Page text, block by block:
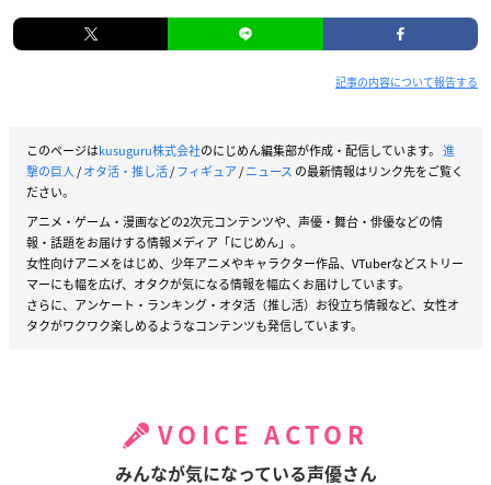
記事の内容について報告する
このページはkusuguru株式会社のにじめん編集部が作成・配信しています。 進
撃の巨人/オタ活・推し活/フィギュア/ニュース の最新情報はリンク先をご覧く
ださい。
アニメ・ゲーム・漫画などの2次元コンテンツや、声優・舞台・俳優などの情
報・話題をお届けする情報メディア「にじめん」。
女性向けアニメをはじめ、少年アニメやキャラクター作品、VTuberなどストリー
マーにも幅を広げ、オタクが気になる情報を幅広くお届けしています。
さらに、アンケート・ランキング・オタ活（推し活）お役立ち情報など、女性オ
タクがワクワク楽しめるようなコンテンツも発信しています。
VOICE ACTOR
みんなが気になっている声優さん